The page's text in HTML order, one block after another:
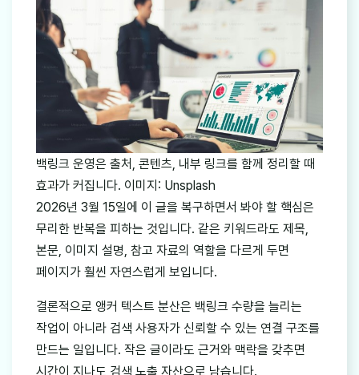
백링크 운영은 출처, 콘텐츠, 내부 링크를 함께 정리할 때
효과가 커집니다. 이미지: Unsplash
2026년 3월 15일에 이 글을 복구하면서 봐야 할 핵심은
무리한 반복을 피하는 것입니다. 같은 키워드라도 제목,
본문, 이미지 설명, 참고 자료의 역할을 다르게 두면
페이지가 훨씬 자연스럽게 보입니다.
결론적으로 앵커 텍스트 분산은 백링크 수량을 늘리는
작업이 아니라 검색 사용자가 신뢰할 수 있는 연결 구조를
만드는 일입니다. 작은 글이라도 근거와 맥락을 갖추면
시간이 지나도 검색 노출 자산으로 남습니다.